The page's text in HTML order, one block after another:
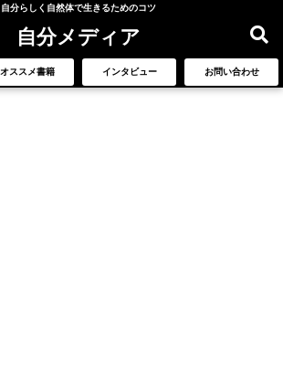
自分らしく自然体で生きるためのコツ
自分メディア
オススメ書籍 インタビュー お問い合わせ